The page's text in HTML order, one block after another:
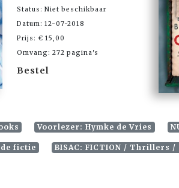
Status: Niet beschikbaar
Datum: 12-07-2018
Prijs: € 15,00
Omvang: 272 pagina's
Bestel
Voorlezer: Hymke de Vries
fictie BISAC: FICTION / Thrillers /